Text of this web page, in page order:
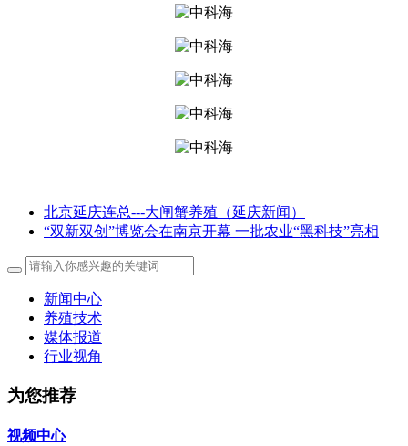
北京延庆连总---大闸蟹养殖（延庆新闻）
“双新双创”博览会在南京开幕 一批农业“黑科技”亮相
新闻中心
养殖技术
媒体报道
行业视角
为您推荐
视频中心